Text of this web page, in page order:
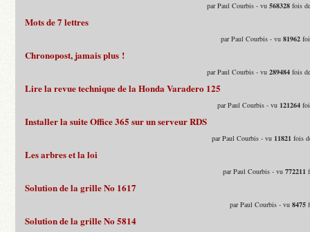
par Paul Courbis - vu568328 fois
Mots de 7 lettres
par Paul Courbis - vu81962
Chronopost, jamais plus !
par Paul Courbis - vu289484 fois
Lire la revue technique de la Honda Varadero 125
par Paul Courbis - vu 121264
Installer la suite Office 365 sur un serveur RDS
par Paul Courbis - vu 11821 fois
Les arbres et la loi
par Paul Courbis - vu772211
Solution de la grille No 1617
par Paul Courbis - vu8475
Solution de la grille No 5814